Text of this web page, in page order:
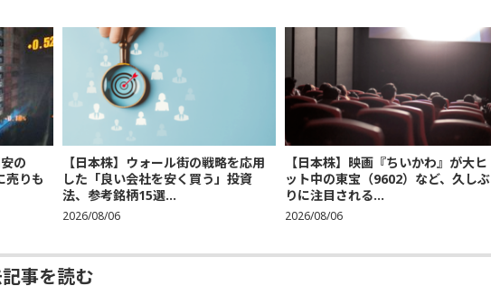
の
りも
【日本株】ウォール街の戦略を応用
した「良い会社を安く買う」投資
法、参考銘柄15選...
2026/08/06
【日本株】映画『ちいかわ』が大ヒ
ット中の東宝（9602）など、久しぶ
りに注目される...
2026/08/06
記事を読む